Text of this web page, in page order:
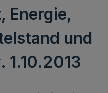
Energie,
und
1.10.2013